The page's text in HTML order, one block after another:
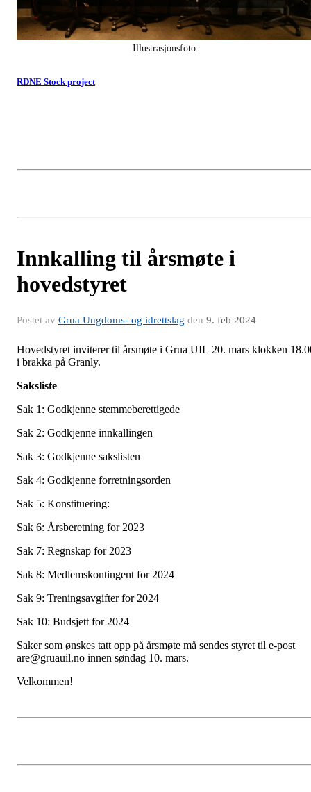
Illustrasjonsfoto:
RDNE Stock project
Innkalling til årsmøte i
hovedstyret
Postet av Grua Ungdoms- og idrettslag den 9. feb 2024
Hovedstyret inviterer til årsmøte i Grua UIL 20. mars klokken
i brakka på Granly.
Saksliste
Sak 1: Godkjenne stemmeberettigede
Sak 2: Godkjenne innkallingen
Sak 3: Godkjenne sakslisten
Sak 4: Godkjenne forretningsorden
Sak 5: Konstituering:
Sak 6: Årsberetning for 2023
Sak 7: Regnskap for 2023
Sak 8: Medlemskontingent for 2024
Sak 9: Treningsavgifter for 2024
Sak 10: Budsjett for 2024
Saker som ønskes tatt opp på årsmøte må sendes styret til e-post
are@gruauil.no innen søndag 10. mars.
Velkommen!